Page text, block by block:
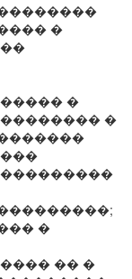
�
�
�
�
�� �